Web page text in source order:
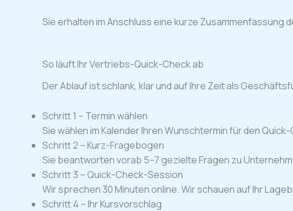
Sie erhalten im Anschluss eine kurze
So läuft Ihr Vertriebs-Quick-Check ab
Der Ablauf ist schlank, klar und auf Ihre Zeit als
Schritt 1 – Termin wählen
Sie wählen im Kalender Ihren Wunschtermin für den
Schritt 2 – Kurz-Fragebogen
Sie beantworten vorab 5–7 gezielte Fragen zu
Schritt 3 – Quick-Check-Session
Wir sprechen 30 Minuten online. Wir schauen auf Ihr
Schritt 4 – Ihr Kursvorschlag